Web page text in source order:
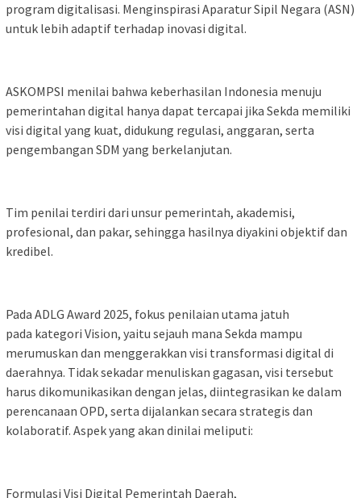
program digitalisasi. Menginspirasi Aparatur Sipil Negara (ASN)
untuk lebih adaptif terhadap inovasi digital.
ASKOMPSI menilai bahwa keberhasilan Indonesia menuju
pemerintahan digital hanya dapat tercapai jika Sekda memiliki
visi digital yang kuat, didukung regulasi, anggaran, serta
pengembangan SDM yang berkelanjutan.
Tim penilai terdiri dari unsur pemerintah, akademisi,
profesional, dan pakar, sehingga hasilnya diyakini objektif dan
kredibel.
Pada ADLG Award 2025, fokus penilaian utama jatuh
pada kategori Vision, yaitu sejauh mana Sekda mampu
merumuskan dan menggerakkan visi transformasi digital di
daerahnya. Tidak sekadar menuliskan gagasan, visi tersebut
harus dikomunikasikan dengan jelas, diintegrasikan ke dalam
perencanaan OPD, serta dijalankan secara strategis dan
kolaboratif. Aspek yang akan dinilai meliputi:
Formulasi Visi Digital Pemerintah Daerah,